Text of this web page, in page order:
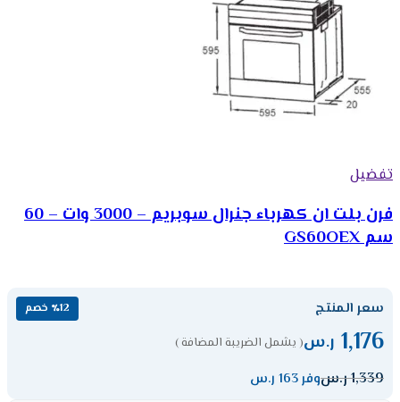
تفضيل
فرن بلت ان كهرباء جنرال سوبريم – 3000 وات – 60
سم GS60OEX
سعر المنتج ٪12 خصم
1,176 ر.س( يشمل الضريبة المضافة )
1,339ر.سوفر 163 ر.س